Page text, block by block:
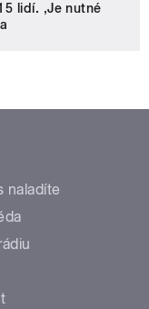
lidí. ‚Je nutné
naladíte